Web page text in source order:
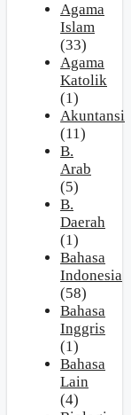
Agama
Islam
(33)
Agama
Katolik
(1)
Akuntansi
(11)
B.
Arab
(5)
B.
Daerah
(1)
Bahasa
Indonesia
(58)
Bahasa
Inggris
(1)
Bahasa
Lain
(4)